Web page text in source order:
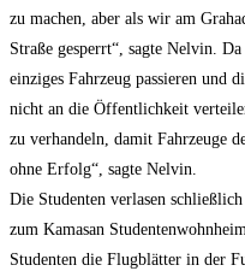
zu machen, aber als wir am
Straße gesperrt“, sagte Nelvin.
einziges Fahrzeug passieren und
nicht an die Öffentlichkeit
zu verhandeln, damit Fahrzeuge
ohne Erfolg“, sagte Nelvin.
Die Studenten verlasen
zum Kamasan
Studenten die Flugblätter in der